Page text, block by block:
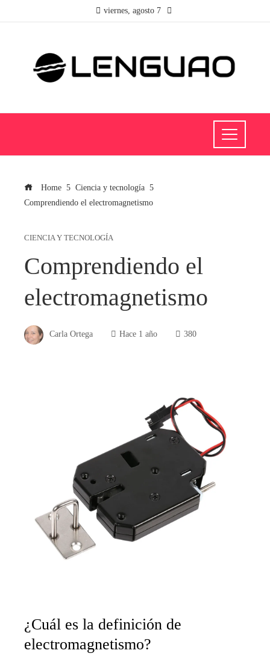
viernes, agosto 7
Home
Ciencia y tecnología
Comprendiendo el electromagnetismo
CIENCIA Y TECNOLOGÍA
Comprendiendo el
electromagnetismo
Carla Ortega Hace 1 año 380
¿Cuál es la definición de
electromagnetismo?